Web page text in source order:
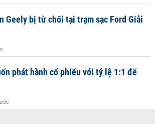
Geely bị từ chối tại trạm sạc Ford Giải
phát hành cổ phiếu với tỷ lệ 1:1 để